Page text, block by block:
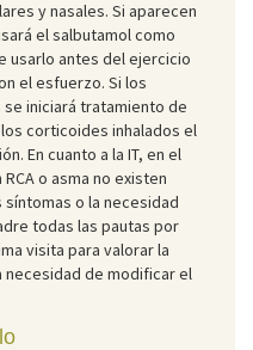
y nasales. Si aparecen
el salbutamol como
usarlo antes del ejercicio
el esfuerzo. Si los
iniciará tratamiento de
corticoides inhalados el
En cuanto a la IT, en el
o asma no existen
o la necesidad
todas las pautas por
visita para valorar la
necesidad de modificar el